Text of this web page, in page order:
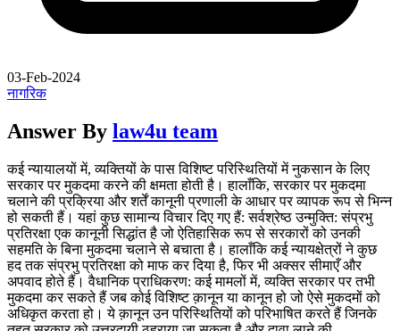
03-Feb-2024
नागरिक
Answer By law4u team
कई न्यायालयों में, व्यक्तियों के पास विशिष्ट परिस्थितियों में नुकसान के लिए
सरकार पर मुकदमा करने की क्षमता होती है। हालाँकि, सरकार पर मुकदमा
चलाने की प्रक्रिया और शर्तें कानूनी प्रणाली के आधार पर व्यापक रूप से भिन्न
हो सकती हैं। यहां कुछ सामान्य विचार दिए गए हैं: सर्वश्रेष्ठ उन्मुक्ति: संप्रभु
प्रतिरक्षा एक कानूनी सिद्धांत है जो ऐतिहासिक रूप से सरकारों को उनकी
सहमति के बिना मुकदमा चलाने से बचाता है। हालाँकि कई न्यायक्षेत्रों ने कुछ
हद तक संप्रभु प्रतिरक्षा को माफ कर दिया है, फिर भी अक्सर सीमाएँ और
अपवाद होते हैं। वैधानिक प्राधिकरण: कई मामलों में, व्यक्ति सरकार पर तभी
मुकदमा कर सकते हैं जब कोई विशिष्ट क़ानून या कानून हो जो ऐसे मुकदमों को
अधिकृत करता हो। ये क़ानून उन परिस्थितियों को परिभाषित करते हैं जिनके